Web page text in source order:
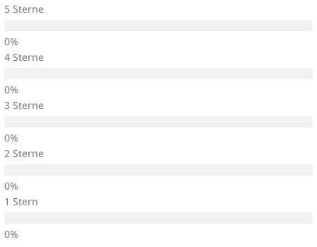
5 Sterne
4 Sterne
3 Sterne
2 Sterne
1 Stern